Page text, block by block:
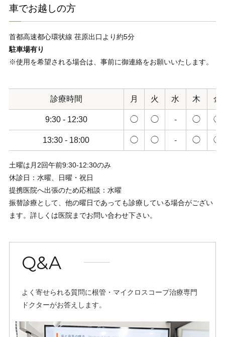
⾞でお越しの⽅
⾸都⾼速都⼼環状線 荏原出⼝より約5分
駐⾞場有り
※使⽤を希望される場合は、事前に御連絡をお願いいたします。
診療時間 月 火 水 木 金
9:30 - 12:30 ◯ ◯ - ◯ ◯
13:30 - 18:00 ◯ ◯ - ◯ ◯
土曜は月2回午前9:30-12:30のみ
休診日：水曜、日曜・祝日
提携医院へ出張のため応相談：水曜
振替診療として、他の曜日であっても診療している場合がござい
ます。詳しくは医院までお問い合わせ下さい。
Q&A
よく寄せられる質問に根管・マイクロスコープ治療専門
ドクターがお答えします。